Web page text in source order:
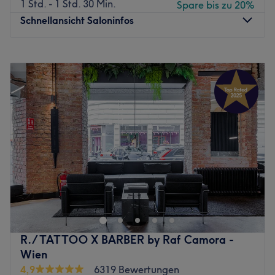
Zurück zur Salonansicht
1 Std. - 1 Std. 30 Min.
Spare bis zu 20%
Schnellansicht Saloninfos
Dienstag
10:00–19:00
Mittwoch
10:00–19:00
Donnerstag
10:00–19:00
Freitag
10:00–19:00
Samstag
10:00–
18:00
Sonntag
Geschlossen
Das Kosmetikstudio Adele Luxury & Spa im 9. Bezirk von
Wien ist eine wahre Beautyoase, die alle deine
Schönheitsbedürfnisse von Kopf bis Fuß abdeckt. Deine
Reise beginnt, wenn du die gemütlichen Räumlichkeiten
mit schickem Dekor betrittst. Im Inneren bietet das
professionelle Team dann fachkundige Beratung und
maßgeschneiderte Behandlungen mit einer sehr
R. / TATTOO X BARBER by Raf Camora -
Wien
4,9
6319 Bewertungen